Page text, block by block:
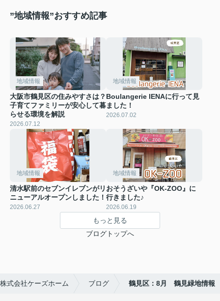
”地域情報”おすすめ記事
地域情報
大阪市鶴見区の住みやすさは？
子育てファミリーが安心して暮
らせる環境を解説
2026.07.12
地域情報
Boulangerie IENAに行って見
ました！
2026.07.02
地域情報
清水駅前のセブンイレブンがリ
ニューアルオープンしました！
2026.06.27
地域情報
おそうざいや『OK-ZOO』に
行きました♪
2026.06.19
もっと見る
ブログトップへ
式会社ケーズホーム ブログ 鶴見区：8月 鶴見緑地情報